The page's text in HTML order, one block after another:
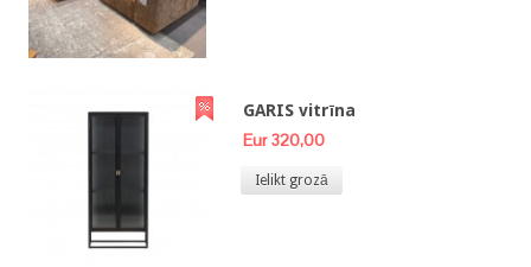
GARIS vitrīna
Eur 320,00
Ielikt grozā